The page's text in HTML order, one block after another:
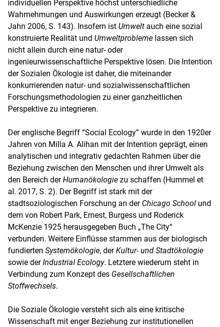
individuellen Perspektive höchst unterschiedliche
Wahrnehmungen und Auswirkungen erzeugt (Becker &
Jahn 2006, S. 143). Insofern ist Umwelt auch eine sozial
konstruierte Realität und Umweltprobleme lassen sich
nicht allein durch eine natur- oder
ingenieurwissenschaftliche Perspektive lösen. Die Intention
der Sozialen Ökologie ist daher, die miteinander
konkurrierenden natur- und sozialwissenschaftlichen
Forschungsmethodologien zu einer ganzheitlichen
Perspektive zu integrieren.
Der englische Begriff “Social Ecology” wurde in den 1920er
Jahren von Milla A. Alihan mit der Intention geprägt, einen
analytischen und integrativ gedachten Rahmen über die
Beziehung zwischen den Menschen und ihrer Umwelt als
den Bereich derHumanökologie zu schaffen (Hummel et
al. 2017, S. 2). Der Begriff ist stark mit der
stadtsoziologischen Forschung an der Chicago School und
dem von Robert Park, Ernest, Burgess und Roderick
McKenzie 1925 herausgegeben Buch „The City“
verbunden. Weitere Einflüsse stammen aus der biologisch
fundierten Systemökologie, derKultur- und Stadtökologie
sowie derIndustrial Ecology. Letztere wiederum steht in
Verbindung zum Konzept des Gesellschaftlichen
Stoffwechsels.
Die Soziale Ökologie versteht sich als eine kritische
Wissenschaft mit enger Beziehung zur institutionellen